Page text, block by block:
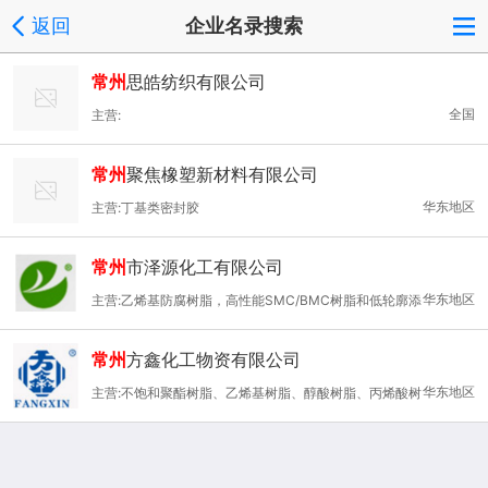
返回 企业名录搜索
常州思皓纺织有限公司
全国
主营:
常州聚焦橡塑新材料有限公司
华东地区
主营:丁基类密封胶
常州市泽源化工有限公司
华东地区
主营:乙烯基防腐树脂，高性能SMC/BMC树脂和低轮廓添
加剂，阻燃树脂，拉挤树脂，采光板树脂，大理石树脂，浇注树
脂，手糊和喷射树脂，缠绕树脂，RTM,DCPD
常州方鑫化工物资有限公司
华东地区
主营:不饱和聚酯树脂、乙烯基树脂、醇酸树脂、丙烯酸树
脂、饱和聚酯树脂、UV光固化树脂、水性树脂、胶衣、色浆